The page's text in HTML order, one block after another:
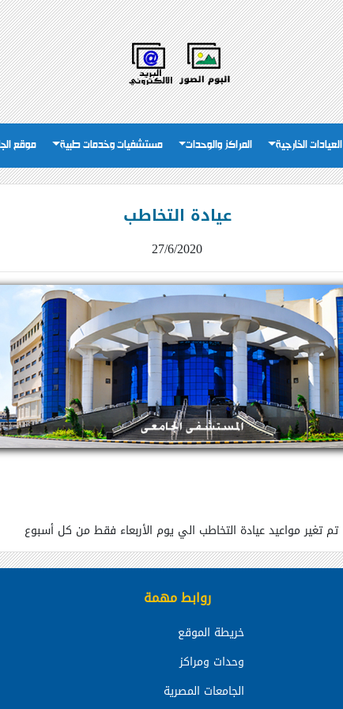
العيادات الخارجية المراكز والوحدات مستشفيات وخدمات طبية موقع
عيادة التخاطب
27/6/2020
تم تغير مواعيد عيادة التخاطب الي يوم الأربعاء فقط من كل أسبوع
روابط مهمة
خريطة الموقع
وحدات ومراكز
الجامعات المصرية